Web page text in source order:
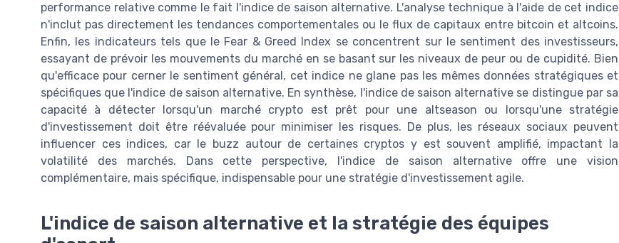
performance relative comme le fait l'indice de saison alternative. L'analyse technique à l'aide de cet indice
n'inclut pas directement les tendances comportementales ou le flux de capitaux entre bitcoin et altcoins.
Enfin, les indicateurs tels que le Fear & Greed Index se concentrent sur le sentiment des investisseurs,
essayant de prévoir les mouvements du marché en se basant sur les niveaux de peur ou de cupidité. Bien
qu'efficace pour cerner le sentiment général, cet indice ne glane pas les mêmes données stratégiques et
spécifiques que l'indice de saison alternative. En synthèse, l'indice de saison alternative se distingue par sa
capacité à détecter lorsqu'un marché crypto est prêt pour une altseason ou lorsqu'une stratégie
d'investissement doit être réévaluée pour minimiser les risques. De plus, les réseaux sociaux peuvent
influencer ces indices, car le buzz autour de certaines cryptos y est souvent amplifié, impactant la
volatilité des marchés. Dans cette perspective, l'indice de saison alternative offre une vision
complémentaire, mais spécifique, indispensable pour une stratégie d'investissement agile.
L'indice de saison alternative et la stratégie des équipes